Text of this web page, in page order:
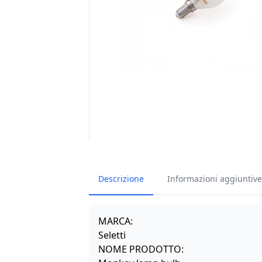
Descrizione Informazioni aggiuntive
MARCA:
Seletti
NOME PRODOTTO: